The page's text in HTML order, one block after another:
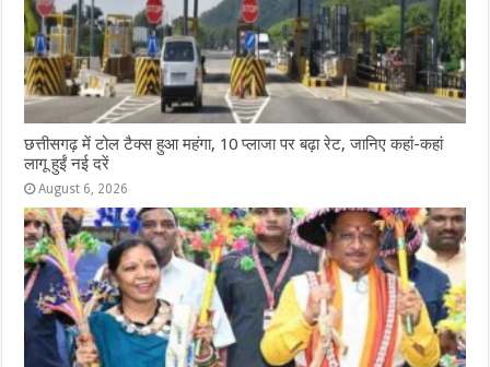
छत्तीसगढ़ में टोल टैक्स हुआ महंगा, 10 प्लाजा पर बढ़ा रेट, जानिए कहां-कहां
लागू हुईं नई दरें
August 6, 2026